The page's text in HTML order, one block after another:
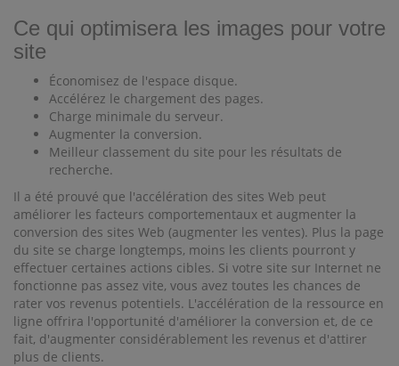
Ce qui optimisera les images pour votre
site
Économisez de l'espace disque.
Accélérez le chargement des pages.
Charge minimale du serveur.
Augmenter la conversion.
Meilleur classement du site pour les résultats de
recherche.
Il a été prouvé que l'accélération des sites Web peut
améliorer les facteurs comportementaux et augmenter la
conversion des sites Web (augmenter les ventes). Plus la page
du site se charge longtemps, moins les clients pourront y
effectuer certaines actions cibles. Si votre site sur Internet ne
fonctionne pas assez vite, vous avez toutes les chances de
rater vos revenus potentiels. L'accélération de la ressource en
ligne offrira l'opportunité d'améliorer la conversion et, de ce
fait, d'augmenter considérablement les revenus et d'attirer
plus de clients.